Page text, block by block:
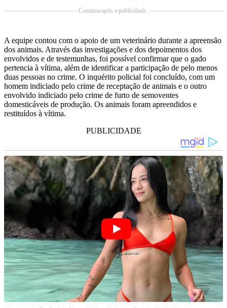
Continua após a publicidade..
A equipe contou com o apoio de um veterinário durante a apreensão
dos animais. Através das investigações e dos depoimentos dos
envolvidos e de testemunhas, foi possível confirmar que o gado
pertencia à vítima, além de identificar a participação de pelo menos
duas pessoas no crime. O inquérito policial foi concluído, com um
homem indiciado pelo crime de receptação de animais e o outro
envolvido indiciado pelo crime de furto de semoventes
domesticáveis de produção. Os animais foram apreendidos e
restituídos à vítima.
PUBLICIDADE